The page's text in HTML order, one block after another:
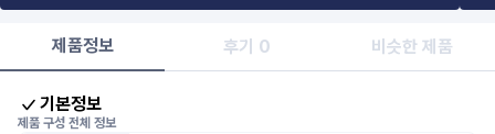
제품정보 후기 0 비슷한 제품
기본정보
제품 구성 전체 정보